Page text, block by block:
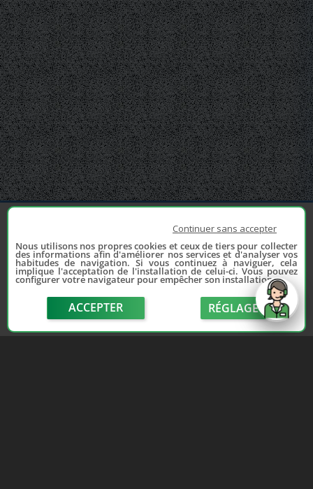
Depuis 2006, France Casse accompagne les
automobilistes dans leur recherche de pièces
d'occasion. Réparez votre auto sans vous ruiner !
Continuer sans accepter
Nous utilisons nos propres cookies et ceux de tiers pour collecter
des informations afin d'améliorer nos services et d'analyser vos
habitudes de navigation. Si vous continuez à naviguer, cela
implique l'acceptation de l'installation de celui-ci. Vous pouvez
configurer votre navigateur pour empêcher son installation.
ACCEPTER RÉGLAGE